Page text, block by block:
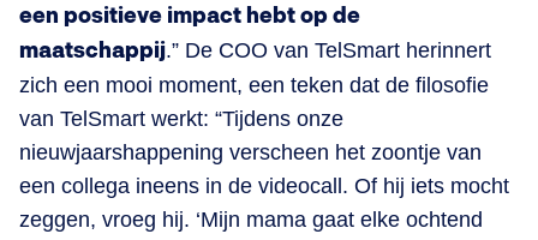
een positieve impact hebt op de
maatschappij.” De COO van TelSmart herinnert
zich een mooi moment, een teken dat de filosofie
van TelSmart werkt: “Tijdens onze
nieuwjaarshappening verscheen het zoontje van
een collega ineens in de videocall. Of hij iets mocht
zeggen, vroeg hij. ‘Mijn mama gaat elke ochtend